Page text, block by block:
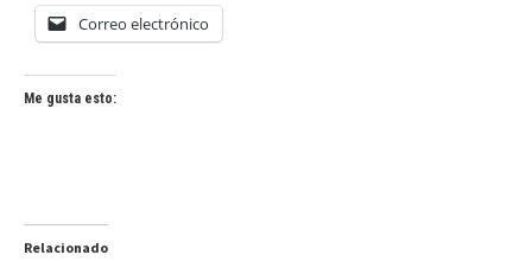
Correo electrónico
Me gusta esto:
Relacionado